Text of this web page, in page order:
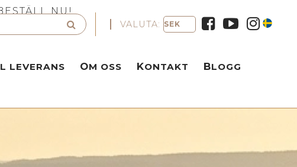
NU!
VALUTA:
LEVERANS OM OSS KONTAKT BLOGG